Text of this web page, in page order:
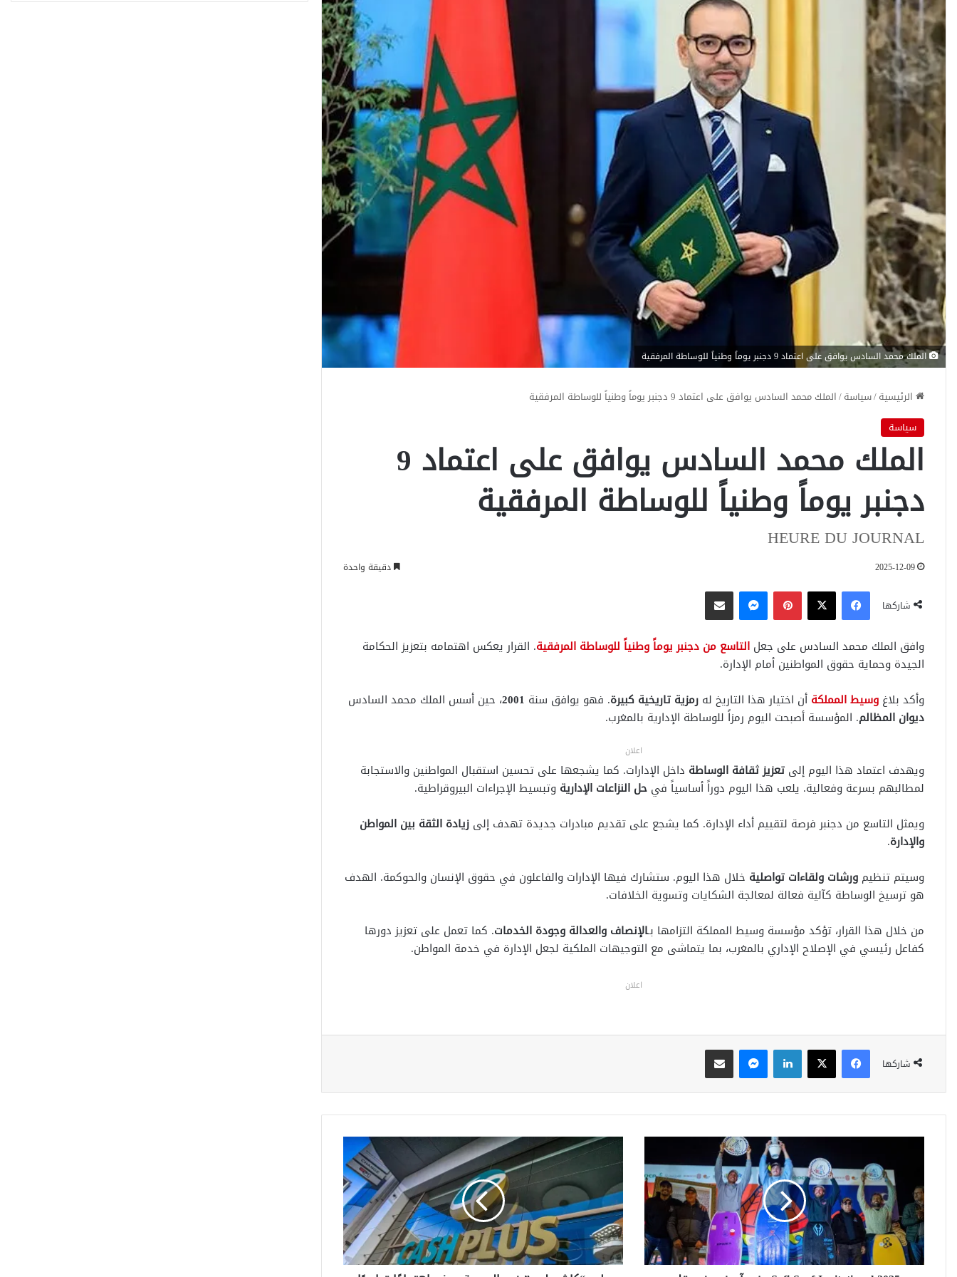
الملك محمد السادس يوافق على اعتماد 9 دجنبر يوماً وطنياً للوساطة المرفقية
الرئيسية/سياسة/الملك محمد السادس يوافق على اعتماد 9 دجنبر يوماً وطنياً للوساطة المرفقية
سياسة
الملك محمد السادس يوافق على اعتماد 9
دجنبر يوماً وطنياً للوساطة المرفقية
HEURE DU JOURNAL
2025-12-09 دقيقة واحدة
شاركها
فيسبوك ‫X بينتيريست
وافق الملك محمد السادس على جعل التاسع من دجنبر يوماً وطنياً للوساطة المرفقية. القرار يعكس اهتمامه بتعزيز الحكامة
الجيدة وحماية حقوق المواطنين أمام الإدارة.
وأكد بلاغ وسيط المملكة أن اختيار هذا التاريخ له رمزية تاريخية كبيرة. فهو يوافق سنة 2001، حين أسس الملك محمد السادس
ديوان المظالم. المؤسسة أصبحت اليوم رمزاً للوساطة الإدارية بالمغرب.
اعلان
ويهدف اعتماد هذا اليوم إلى تعزيز ثقافة الوساطة داخل الإدارات. كما يشجعها على تحسين استقبال المواطنين والاستجابة
لمطالبهم بسرعة وفعالية. يلعب هذا اليوم دوراً أساسياً في حل النزاعات الإدارية وتبسيط الإجراءات البيروقراطية.
ويمثل التاسع من دجنبر فرصة لتقييم أداء الإدارة. كما يشجع على تقديم مبادرات جديدة تهدف إلى زيادة الثقة بين المواطن
والإدارة.
وسيتم تنظيم ورشات ولقاءات تواصلية خلال هذا اليوم. ستشارك فيها الإدارات والفاعلون في حقوق الإنسان والحوكمة. الهدف
هو ترسيخ الوساطة كآلية فعالة لمعالجة الشكايات وتسوية الخلافات.
من خلال هذا القرار، تؤكد مؤسسة وسيط المملكة التزامها بـالإنصاف والعدالة وجودة الخدمات. كما تعمل على تعزيز دورها
كفاعل رئيسي في الإصلاح الإداري بالمغرب، بما يتماشى مع التوجيهات الملكية لجعل الإدارة في خدمة المواطن.
اعلان
شاركها
فيسبوك ‫X لينكدإن
i
S
u
r
f
I
ط
ر
“
ك
ا
ش
ب
ل